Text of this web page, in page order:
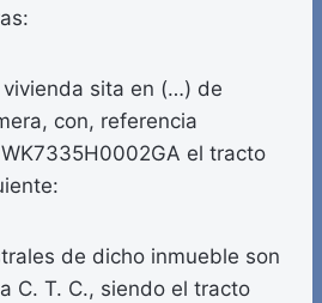
sita en (…) de
con, referencia
el tracto
de dicho inmueble son
C. T. C., siendo el tracto